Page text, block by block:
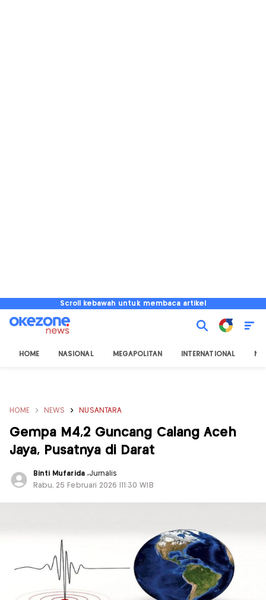
Scroll kebawah untuk membaca artikel
HOME NASIONAL MEGAPOLITAN INTERNATIONAL
HOME NEWS NUSANTARA
Gempa M4,2 Guncang Calang Aceh
Jaya, Pusatnya di Darat
Binti Mufarida ,Jurnalis
Rabu, 25 Februari 2026 |11:30 WIB